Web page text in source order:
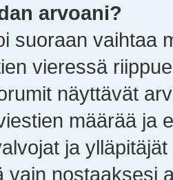
arvoani?
suoraan vaihtaa
vieressä
näyttävät
määrää ja
ja
vain nostaaksesi